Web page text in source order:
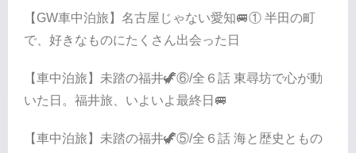
【GW車中泊旅】名古屋じゃない愛知🚐① 半田の町
で、好きなものにたくさん出会った日
【車中泊旅】未踏の福井🦖⑥/全６話 東尋坊で心が動
いた日。福井旅、いよいよ最終日🚐
【車中泊旅】未踏の福井🦖⑤/全６話 海と歴史ともの